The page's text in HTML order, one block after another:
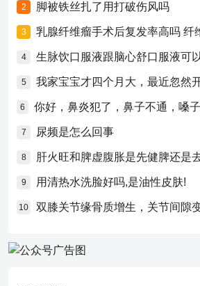
2 脚被铁丝扎了用打破伤风吗
3 乳腺纤维瘤手术后复发率高吗 纤
4 生脉饮口服液跟脑心舒口服液可
5 我家宝宝才四个月大，最近忽然
6
7 尿频是怎么回事
8 肝火旺和脾虚腹胀是先健脾还是
9 用清热水洗脸好吗,是油性皮肤!
10 双膝关节缘骨质增生，关节间隙